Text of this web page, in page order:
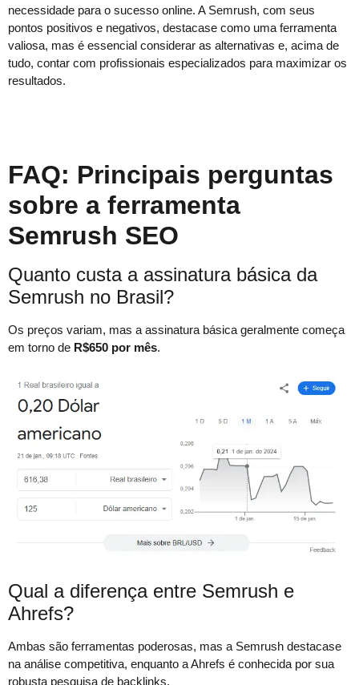
necessidade para o sucesso online. A Semrush, com seus
pontos positivos e negativos, destacase como uma ferramenta
valiosa, mas é essencial considerar as alternativas e, acima de
tudo, contar com profissionais especializados para maximizar os
resultados.
FAQ: Principais perguntas
sobre a ferramenta
Semrush SEO
Quanto custa a assinatura básica da
Semrush no Brasil?
Os preços variam, mas a assinatura básica geralmente começa
em torno de R$650 por mês.
Qual a diferença entre Semrush e
Ahrefs?
Ambas são ferramentas poderosas, mas a Semrush destacase
na análise competitiva, enquanto a Ahrefs é conhecida por sua
robusta pesquisa de backlinks.